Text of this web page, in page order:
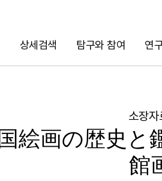
상세검색 탐구와 참여 연
검색
소장자
国絵画の歴史
館